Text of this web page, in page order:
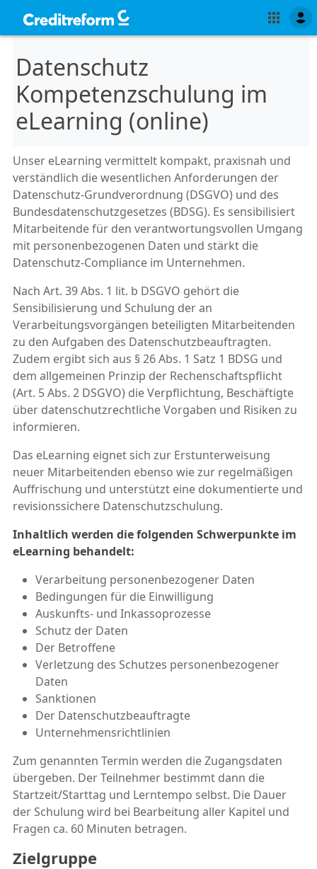
Datenschutz
Kompetenzschulung im
eLearning (online)
Unser eLearning vermittelt kompakt, praxisnah und
verständlich die wesentlichen Anforderungen der
Datenschutz-Grundverordnung (DSGVO) und des
Bundesdatenschutzgesetzes (BDSG). Es sensibilisiert
Mitarbeitende für den verantwortungsvollen Umgang
mit personenbezogenen Daten und stärkt die
Datenschutz-Compliance im Unternehmen.
Nach Art. 39 Abs. 1 lit. b DSGVO gehört die
Sensibilisierung und Schulung der an
Verarbeitungsvorgängen beteiligten Mitarbeitenden
zu den Aufgaben des Datenschutzbeauftragten.
Zudem ergibt sich aus § 26 Abs. 1 Satz 1 BDSG und
dem allgemeinen Prinzip der Rechenschaftspflicht
(Art. 5 Abs. 2 DSGVO) die Verpflichtung, Beschäftigte
über datenschutzrechtliche Vorgaben und Risiken zu
informieren.
Das eLearning eignet sich zur Erstunterweisung
neuer Mitarbeitenden ebenso wie zur regelmäßigen
Auffrischung und unterstützt eine dokumentierte und
revisionssichere Datenschutzschulung.
Inhaltlich werden die folgenden Schwerpunkte im
eLearning behandelt:
Verarbeitung personenbezogener Daten
Bedingungen für die Einwilligung
Auskunfts- und Inkassoprozesse
Schutz der Daten
Der Betroffene
Verletzung des Schutzes personenbezogener
Daten
Sanktionen
Der Datenschutzbeauftragte
Unternehmensrichtlinien
Zum genannten Termin werden die Zugangsdaten
übergeben. Der Teilnehmer bestimmt dann die
Startzeit/Starttag und Lerntempo selbst. Die Dauer
der Schulung wird bei Bearbeitung aller Kapitel und
Fragen ca. 60 Minuten betragen.
Zielgruppe